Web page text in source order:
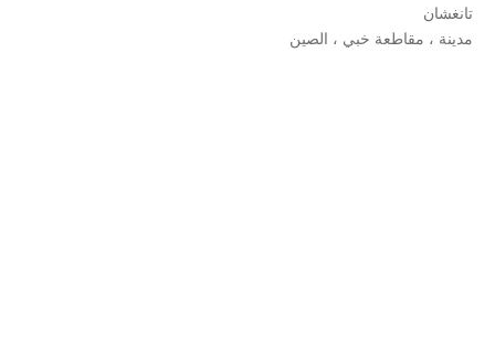
تانغشان
مدينة ، مقاطعة خبي ، الصين